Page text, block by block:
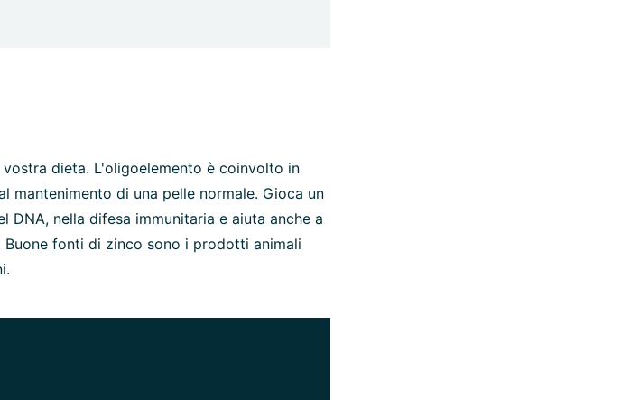
dieta. L'oligoelemento è coinvolto in
mantenimento di una pelle normale. Gioca un
DNA, nella difesa immunitaria e aiuta anche a
fonti di zinco sono i prodotti animali